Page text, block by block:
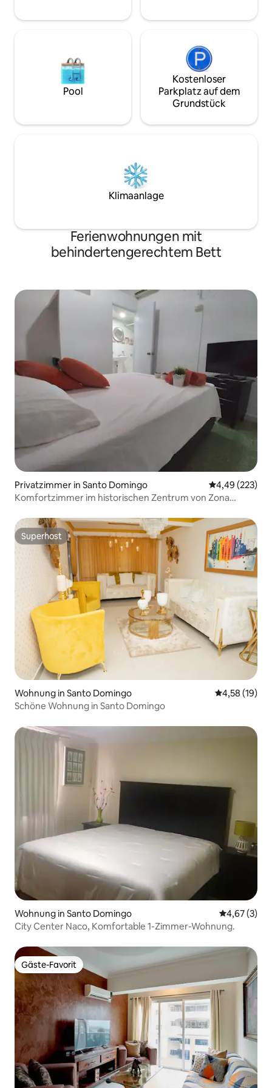
Pool
Kostenloser
Parkplatz auf dem
Grundstück
Klimaanlage
Ferienwohnungen mit
behindertengerechtem Bett
Privatzimmer in Santo Domingo
4,49 (223)
Komfortzimmer im historischen Zentrum von Zona
Superhost
Superhost
Wohnung in Santo Domingo
4,58 (19)
Schöne Wohnung in Santo Domingo
Wohnung in Santo Domingo
4,67 (3)
City Center Naco, Komfortable 1-Zimmer-Wohnung.
Gäste-Favorit
Gäste-Favorit